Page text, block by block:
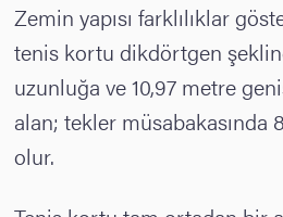
Zemin yapısı farklılıklar
tenis kortu dikdörtgen
uzunluğa ve 10,97 metre
alan; tekler müsabakasında
olur.